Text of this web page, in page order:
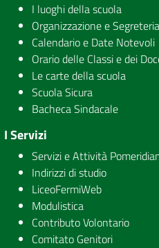
I luoghi della scuola
Organizzazione e Segreteria
Calendario e Date Notevoli
Orario delle Classi e dei
Le carte della scuola
Scuola Sicura
Bacheca Sindacale
I Servizi
Servizi e Attività
Indirizzi di studio
LiceoFermiWeb
Modulistica
Contributo Volontario
Comitato Genitori